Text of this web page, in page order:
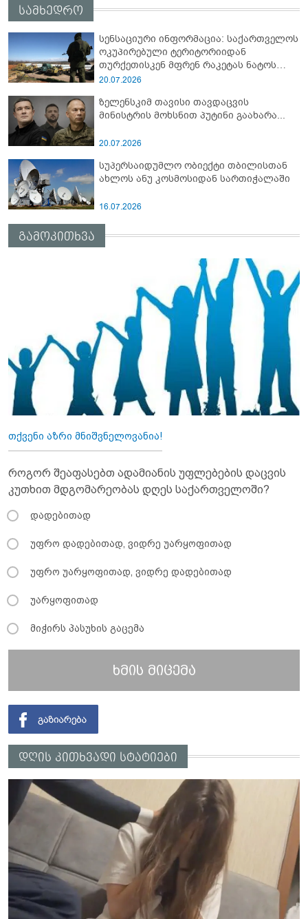
სამხედრო
სენსაციური ინფორმაცია: საქართველოს
ოკუპირებული ტერიტორიიდან
თურქეთისკენ მფრენ რაკეტას ნატოს
სამიტი კინაღამ ჩაუშლია
20.07.2026
ზელენსკიმ თავისი თავდაცვის
მინისტრის მოხსნით პუტინი გაახარა...
20.07.2026
სუპერსაიდუმლო ობიექტი თბილისთან
ახლოს ანუ კოსმოსიდან სართიჭალაში
16.07.2026
გამოკითხვა
თქვენი აზრი მნიშვნელოვანია!
როგორ შეაფასებთ ადამიანის უფლებების დაცვის
კუთხით მდგომარეობას დღეს საქართველოში?
დადებითად
უფრო დადებითად, ვიდრე უარყოფითად
უფრო უარყოფითად, ვიდრე დადებითად
უარყოფითად
მიჭირს პასუხის გაცემა
ხმის მიცემა
დღის კითხვადი სტატიები